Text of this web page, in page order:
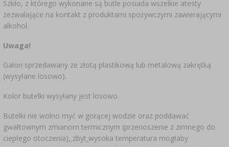
LITERATURA
BADANIA WINA
ETYKIETY
Szkło, z którego wykonane są butle posiada wszelkie atesty
zezwalające na kontakt z produktami spożywczymi zawierającymi
alkohol.
Uwaga!
Galon sprzedawany ze złotą plastikową lub metalową zakrętką
(wysyłane losowo).
Kolor butelki wysyłany jest losowo.
Butelki nie wolno myć w gorącej wodzie oraz poddawać
gwałtownym zmianom termicznym (przenoszenie z zimnego do
ciepłego otoczenia), zbyt wysoka temperatura mogłaby